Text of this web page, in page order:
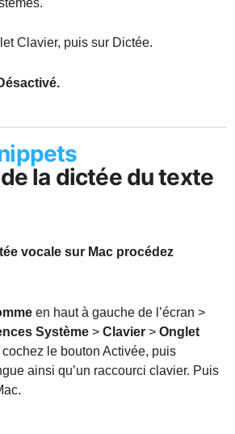
Clavier, puis sur Dictée.
la dictée du texte
vocale sur Mac procédez
en haut à gauche de l’écran >
Système > Clavier > Onglet
le bouton Activée, puis
ainsi qu’un raccourci clavier. Puis